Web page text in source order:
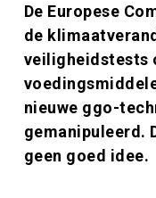
Inleiding
De Europese
de
veiligheidstests
nieuwe ggo-
gemanipuleerd.
geen goed idee.